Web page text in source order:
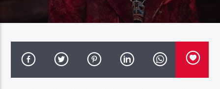
PROGRAMA ACTUAL